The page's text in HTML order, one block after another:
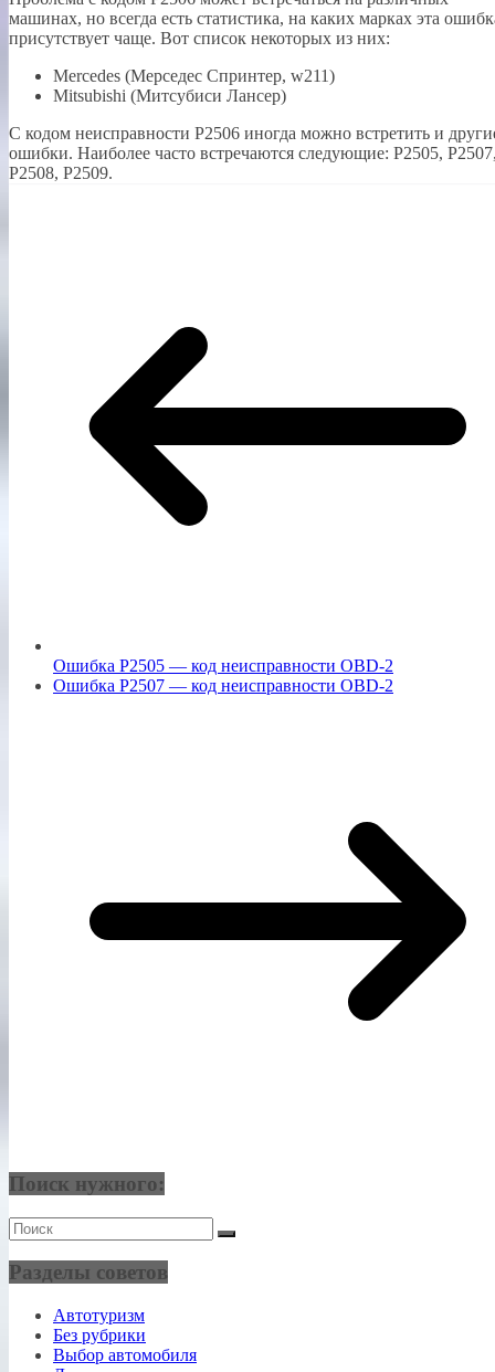
машинах, но всегда есть статистика, на каких марках эта
присутствует чаще. Вот список некоторых из них:
Mercedes (Мерседес Спринтер, w211)
Mitsubishi (Митсубиси Лансер)
С кодом неисправности Р2506 иногда можно встретить и
ошибки. Наиболее часто встречаются следующие: P2505,
P2508, P2509.
Ошибка P2505 — код неисправности OBD-2
Ошибка P2507 — код неисправности OBD-2
Поиск нужного:
Разделы советов
Автотуризм
Без рубрики
Выбор автомобиля